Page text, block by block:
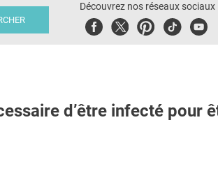
Découvrez nos réseaux sociaux
FacebookTwitterPinterest
Tiktok
d’être infecté pour